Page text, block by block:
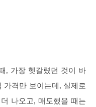
, 가장 헷갈렸던 것이 바
가격만 보이는데, 실제로
나오고, 매도했을 때는